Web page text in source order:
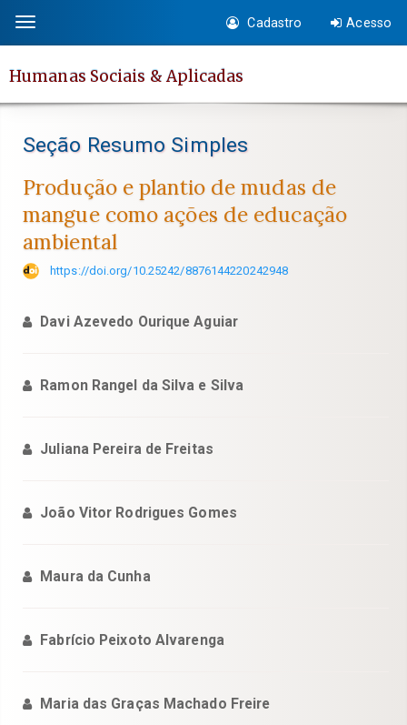
conteúdo
página
Navegação
Principal
Conteúdo
principal
Barra
Toggle
navigation
Cadastro Acesso
Humanas Sociais & Aplicadas
Seção Resumo Simples
Produção e plantio de mudas de
mangue como ações de educação
ambiental
https://doi.org/10.25242/8876144220242948
Davi Azevedo Ourique Aguiar
Ramon Rangel da Silva e Silva
Juliana Pereira de Freitas
João Vitor Rodrigues Gomes
Maura da Cunha
Fabrício Peixoto Alvarenga
Maria das Graças Machado Freire